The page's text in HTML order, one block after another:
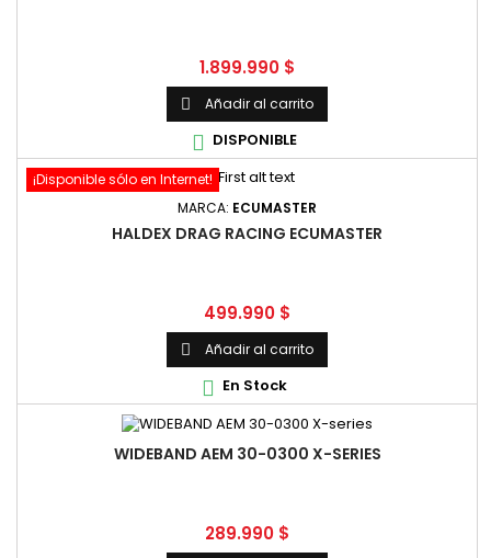
Precio
1.899.990 $
 Añadir al carrito
 DISPONIBLE
¡Disponible sólo en Internet!
MARCA: ECUMASTER
HALDEX DRAG RACING ECUMASTER
Precio
499.990 $
 Añadir al carrito
 En Stock
WIDEBAND AEM 30-0300 X-SERIES
Precio
289.990 $